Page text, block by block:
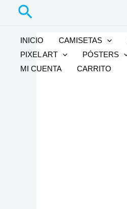
Buscar
INICIO CAMISETAS
PIXEL ART
PÓSTERS
MI CUENTA
CARRITO